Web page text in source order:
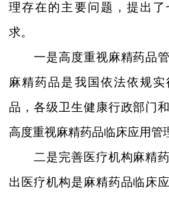
理存在的主要问题，提出
求。
一是高度重视麻精药品管
麻精药品是我国依法依规
品，各级卫生健康行政部门
高度重视麻精药品临床应用管
二是完善医疗机构麻精药
出医疗机构是麻精药品临床